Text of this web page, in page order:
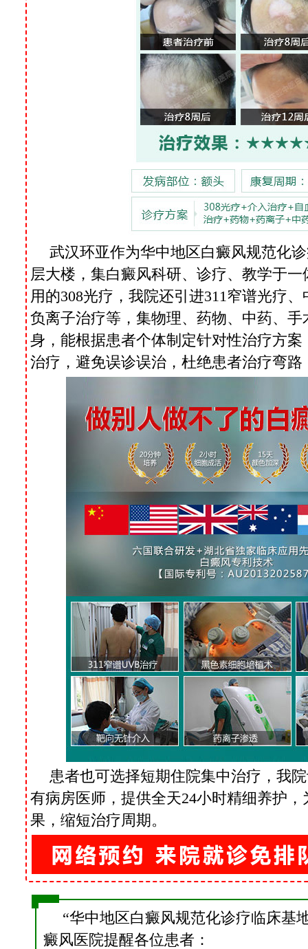
武汉环亚作为华中地区白癜风规范化
层大楼，集白癜风科研、诊疗、教学于
用的308光疗，我院还引进311窄谱光疗
负离子治疗等，集物理、药物、中药、
身，能根据患者个体制定针对性治疗方
治疗，避免误诊误治，杜绝患者治疗弯路
患者也可选择短期住院集中治疗，我
有病房医师，提供全天24小时精细养护
果，缩短治疗周期。
“华中地区白癜风规范化诊疗临床基
癜风医院提醒各位患者：